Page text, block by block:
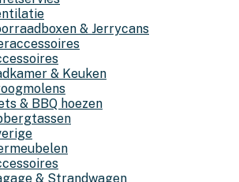
& Jerrycans
& Keuken
& BBQ hoezen
& Strandwagen